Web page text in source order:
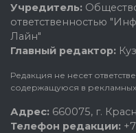
Учредитель:
ответственностью
Лайн"
Главный редактор:
Редакция не несет
содержащуюся в
Адрес: 660075, г.
Телефон редакции: